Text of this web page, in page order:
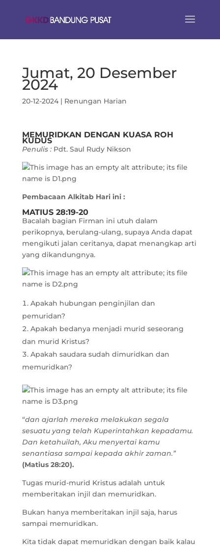
Jumat, 20 Desember
2024
20-12-2024| Renungan Harian
MEMURIDKAN DENGAN KUASA ROH
KUDUS
Penulis : Pdt. Saul Rudy Nikson
Pembacaan Alkitab Hari ini :
MATIUS 28:19-20
Bacalah bagian Firman ini utuh dalam
perikopnya, berulang-ulang, supaya Anda dapat
mengikuti jalan ceritanya, dapat menangkap arti
yang dikandungnya.
Apakah hubungan penginjilan dan
pemuridan?
Apakah bedanya menjadi murid seseorang
dan murid Kristus?
Apakah saudara sudah dimuridkan dan
memuridkan?
“dan ajarlah mereka melakukan segala
sesuatu yang telah Kuperintahkan kepadamu.
Dan ketahuilah, Aku menyertai kamu
senantiasa sampai kepada akhir zaman.”
(Matius 28:20).
Tugas murid-murid Kristus adalah untuk
memberitakan injil dan memuridkan.
Bukan hanya memberitakan injil saja, harus
sampai memuridkan.
Kita tidak dapat memuridkan dengan baik kalau